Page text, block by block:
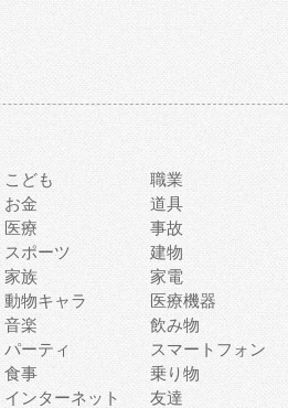
こども 職業
お金 道具
医療 事故
スポーツ 建物
家族 家電
動物キャラ 医療機器
音楽 飲み物
パーティ スマートフォン
食事 乗り物
インターネット 友達